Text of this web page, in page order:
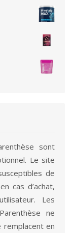
sont
Le site
de
cas d’achat,
Les
ne
remplacent en